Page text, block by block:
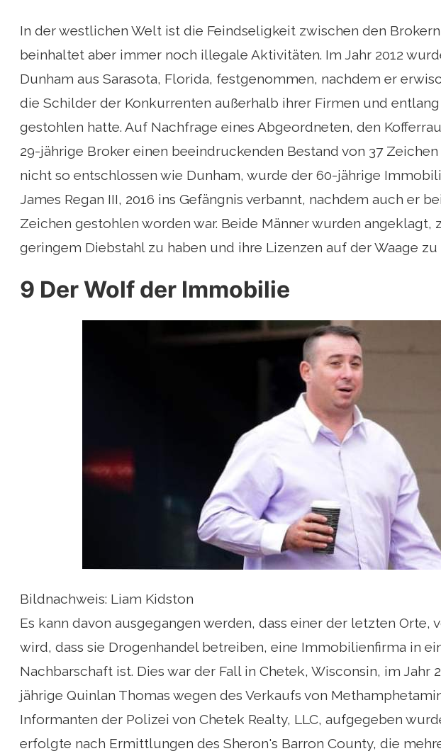
In der westlichen Welt ist die Feindseligkeit zwischen den
beinhaltet aber immer noch illegale Aktivitäten. Im Jahr 2012
Dunham aus Sarasota, Florida, festgenommen, nachdem er
die Schilder der Konkurrenten außerhalb ihrer Firmen und
gestohlen hatte. Auf Nachfrage eines Abgeordneten, den
29-jährige Broker einen beeindruckenden Bestand von 37
nicht so entschlossen wie Dunham, wurde der 60-jährige
James Regan III, 2016 ins Gefängnis verbannt, nachdem auch er
Zeichen gestohlen worden war. Beide Männer wurden angeklagt,
geringem Diebstahl zu haben und ihre Lizenzen auf der Waage zu
9 Der Wolf der Immobilie
Bildnachweis: Liam Kidston
Es kann davon ausgegangen werden, dass einer der letzten Orte,
wird, dass sie Drogenhandel betreiben, eine Immobilienfirma in
Nachbarschaft ist. Dies war der Fall in Chetek, Wisconsin, im Jahr
jährige Quinlan Thomas wegen des Verkaufs von
Informanten der Polizei von Chetek Realty, LLC, aufgegeben
erfolgte nach Ermittlungen des Sheron's Barron County, die